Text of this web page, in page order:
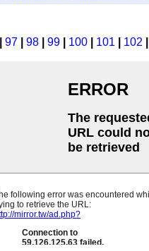
97| 98| 99| 100| 101 102